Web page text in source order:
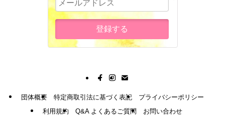
団体概要 特定商取引法に基づく表記
プライバシーポリシー
利用規約
Q&A よくあるご質問 お問い合わせ